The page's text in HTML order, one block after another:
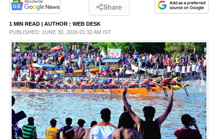
PHOTOS
LIFESTYLE
SPIRITUAL
INFO+
ART
Share
1 MIN READ | AUTHOR : WEB DESK
PUBLISHED: JUNE 30, 2026 01:32 AM IST